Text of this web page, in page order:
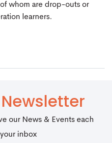
whom are drop-outs or
learners.
Newsletter
our News & Events each
inbox